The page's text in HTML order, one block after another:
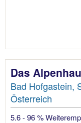
Das
Bad Hofgastein,
Österreich
5.6 - 96 %